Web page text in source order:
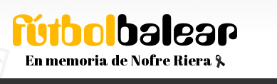
En memoria de Nofre Riera